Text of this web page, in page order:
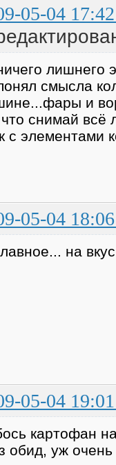
05-04
лишнего
смысла
и
что снимай всё
с элементами
05-04
на
05-04
картофан
обид, уж очень